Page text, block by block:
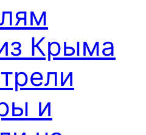
Крыма
и